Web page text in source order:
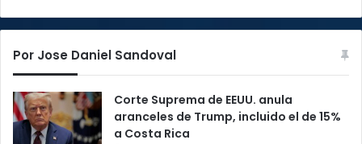
Por Jose Daniel Sandoval
Corte Suprema de EEUU. anula
aranceles de Trump, incluido el de 15%
a Costa Rica